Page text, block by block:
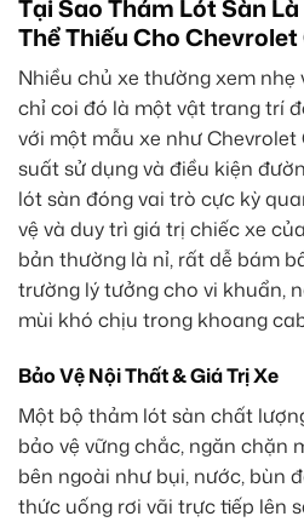
Tại Sao Thảm Lót Sàn
Thể Thiếu Cho
Nhiều chủ xe thường xem
chỉ coi đó là một vật trang trí
với một mẫu xe như Chevrolet
suất sử dụng và điều kiện
lót sàn đóng vai trò cực kỳ
vệ và duy trì giá trị chiếc xe
bản thường là nỉ, rất dễ bám
trường lý tưởng cho vi khuẩn,
mùi khó chịu trong khoang
Bảo Vệ Nội Thất & Giá Trị Xe
Một bộ thảm lót sàn chất
bảo vệ vững chắc, ngăn chặn
bên ngoài như bụi, nước, bùn
thức uống rơi vãi trực tiếp lên